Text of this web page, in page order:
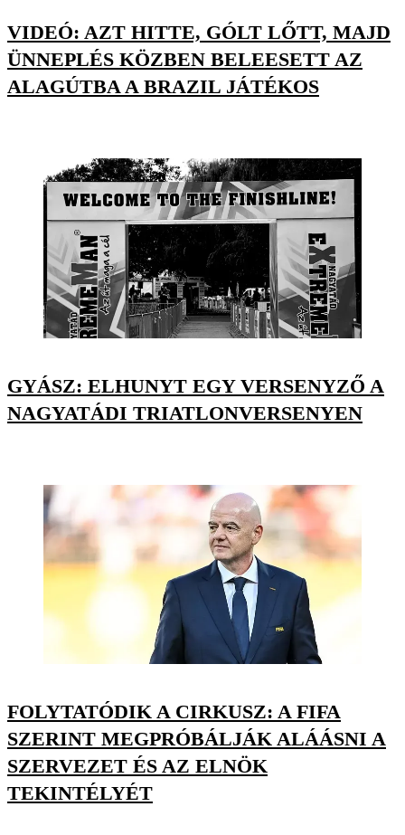
VIDEÓ: AZT HITTE, GÓLT LŐTT, MAJD
ÜNNEPLÉS KÖZBEN BELEESETT AZ
ALAGÚTBA A BRAZIL JÁTÉKOS
GYÁSZ: ELHUNYT EGY VERSENYZŐ A
NAGYATÁDI TRIATLONVERSENYEN
FOLYTATÓDIK A CIRKUSZ: A FIFA
SZERINT MEGPRÓBÁLJÁK ALÁÁSNI A
SZERVEZET ÉS AZ ELNÖK
TEKINTÉLYÉT